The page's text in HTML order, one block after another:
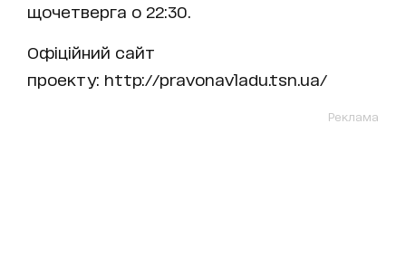
щочетверга о 22:30.
Офіційний сайт
проекту: http://pravonavladu.tsn.ua/
Реклама